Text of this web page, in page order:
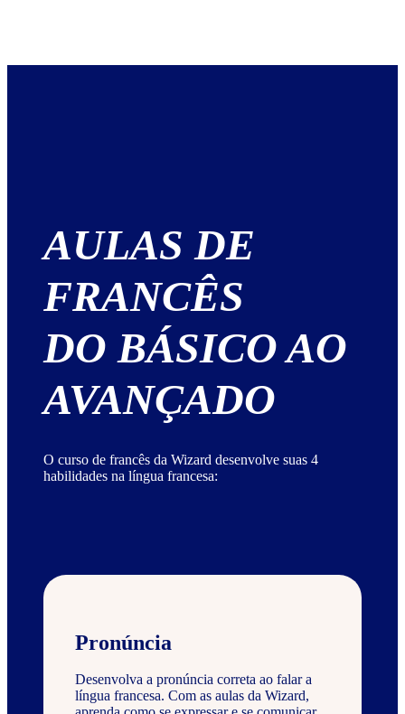
AULAS DE
FRANCÊS
DO BÁSICO AO
AVANÇADO
O curso de francês da Wizard desenvolve suas 4
habilidades na língua francesa:
Pronúncia
Desenvolva a pronúncia correta ao falar a
língua francesa. Com as aulas da Wizard,